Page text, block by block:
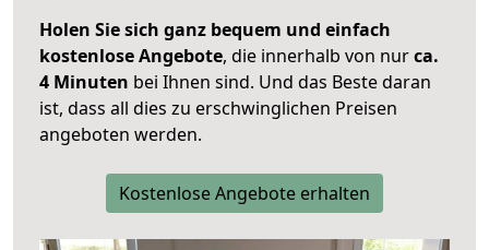
Holen Sie sich ganz bequem und einfach
kostenlose Angebote, die innerhalb von nurca.
4 Minuten bei Ihnen sind. Und das Beste daran
ist, dass all dies zu erschwinglichen Preisen
angeboten werden.
Kostenlose Angebote erhalten